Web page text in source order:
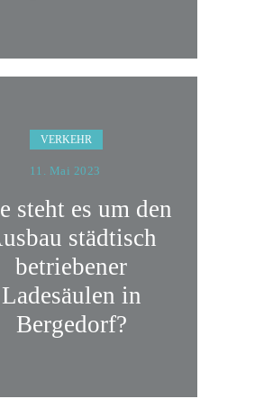
VERKEHR
11. Mai 2023
steht es um den
städtisch
betriebener
Ladesäulen in
Bergedorf?